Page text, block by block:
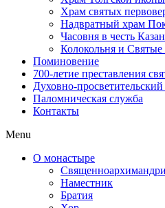
Храм святых
Надвратный храм
Часовня в честь
Колокольня и Святые
Поминовение
700-летие преставления
Духовно-
Паломническая служба
Контакты
Menu
О монастыре
Наместник
Братия